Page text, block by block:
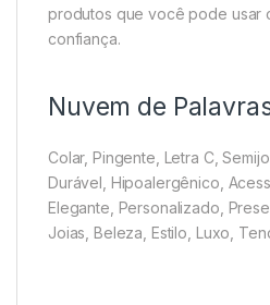
produtos que você pode usar
confiança.
Nuvem de
Colar, Pingente, Letra C,
Durável, Hipoalergênico,
Elegante, Personalizado,
Joias, Beleza, Estilo, Luxo,